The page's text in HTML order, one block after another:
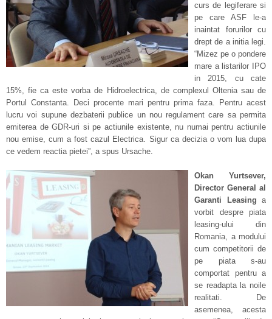
curs de legiferare si
pe care ASF le-a
inaintat forurilor cu
drept de a initia legi.
“Mizez pe o pondere
mare a listarilor IPO
in 2015, cu cate
15%, fie ca este vorba de Hidroelectrica, de complexul Oltenia sau de
Portul Constanta. Deci procente mari pentru prima faza. Pentru acest
lucru voi supune dezbaterii publice un nou regulament care sa permita
emiterea de GDR-uri si pe actiunile existente, nu numai pentru actiunile
nou emise, cum a fost cazul Electrica. Sigur ca decizia o vom lua dupa
ce vedem reactia pietei”, a spus Ursache.
Okan Yurtsever,
Director General al
Garanti Leasing a
vorbit despre piata
leasing-ului din
Romania, a modului
cum competitorii de
pe piata s-au
comportat pentru a
se readapta la noile
realitati. De
asemenea, acesta